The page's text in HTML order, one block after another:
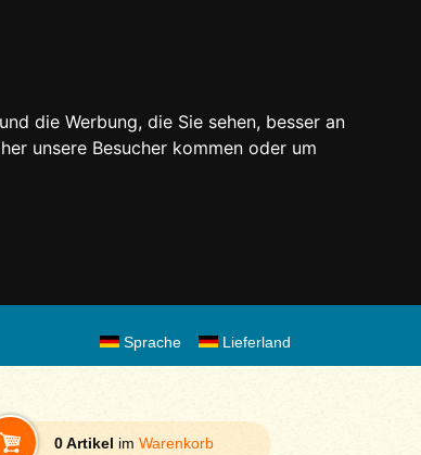
die Werbung, die Sie sehen, besser an
unsere Besucher kommen oder um
Lieferland
Sprache
0 Artikel im Warenkorb